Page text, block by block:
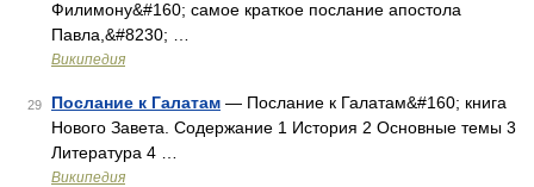
Филимону&#160; самое краткое послание апостола
Павла,&#8230; …
Википедия
29 Послание к Галатам — Послание к Галатам&#160; книга
Нового Завета. Содержание 1 История 2 Основные темы 3
Литература 4 …
Википедия